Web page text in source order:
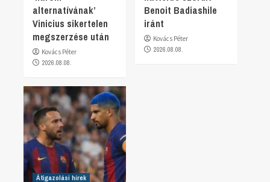
alternatívának’
Vinicius sikertelen
megszerzése után
Kovács Péter
2026.08.08.
Benoit Badiashile
iránt
Kovács Péter
2026.08.08.
Átigazolási hírek